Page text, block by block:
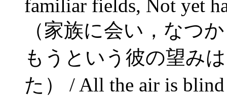
familiar fields, Not yet
（家族に会い，なつ
もうという彼の望み
た） / All the air is